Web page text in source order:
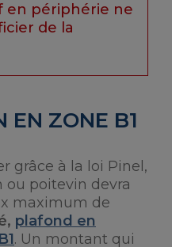
en périphérie ne
de la
EN ZONE B1
grâce à la loi Pinel,
ou poitevin devra
maximum de
plafond en
. Un montant qui